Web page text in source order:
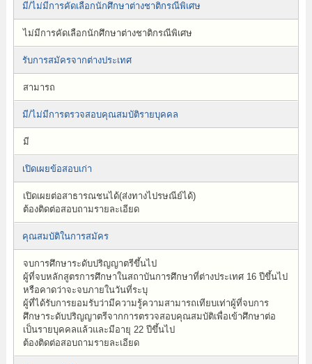
มี/ไม่มีการคัดเลือกนักศึกษาต่างชาติกรณีพิเศษ
ไม่มีการคัดเลือกนักศึกษาต่างชาติกรณีพิเศษ
รับการสมัครจากต่างประเทศ
สามารถ
มี/ไม่มีการตรวจสอบคุณสมบัติรายบุคคล
มี
เปิดเผยข้อสอบเก่า
เปิดเผยต่อสาธารณชนได้(ส่งทางไปรษณีย์ได้)
ต้องติดต่อสอบถามรายละเอียด
คุณสมบัติในการสมัคร
จบการศึกษาระดับปริญญาตรีขึ้นไป
ผู้ที่จบหลักสูตรการศึกษาในสถาบันการศึกษาที่ต่างประเทศ 16 ปีขึ้นไป
หรือคาดว่าจะจบภายในวันที่ระบุ
ผู้ที่ได้รับการยอมรับว่ามีความรู้ความสามารถเทียบเท่าผู้ที่จบการ
ศึกษาระดับปริญญาตรีจากการตรวจสอบคุณสมบัติเพื่อเข้าศึกษาต่อ
เป็นรายบุคคลแล้วและมีอายุ 22 ปีขึ้นไป
ต้องติดต่อสอบถามรายละเอียด